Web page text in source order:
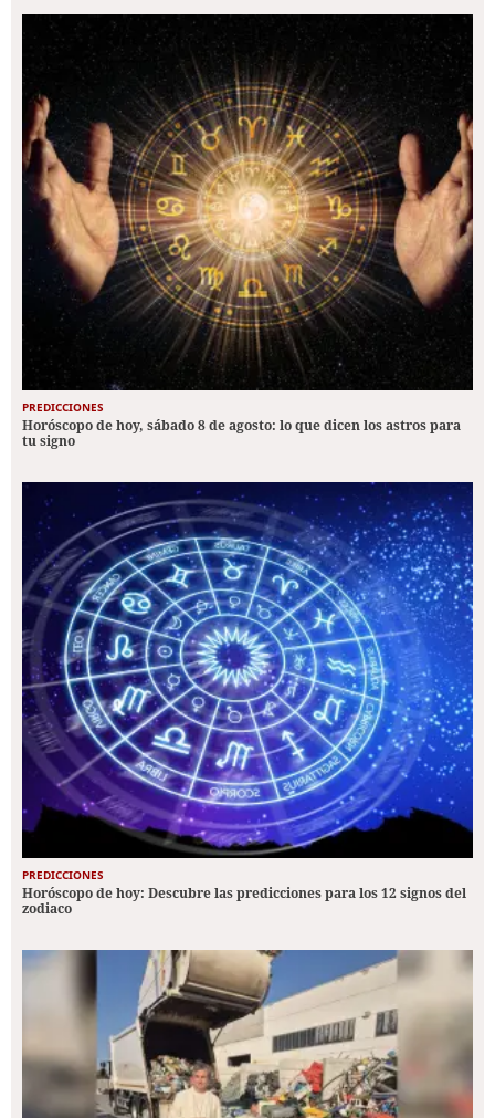
PREDICCIONES
Horóscopo de hoy, sábado 8 de agosto: lo que dicen los astros para
tu signo
PREDICCIONES
Horóscopo de hoy: Descubre las predicciones para los 12 signos del
zodiaco